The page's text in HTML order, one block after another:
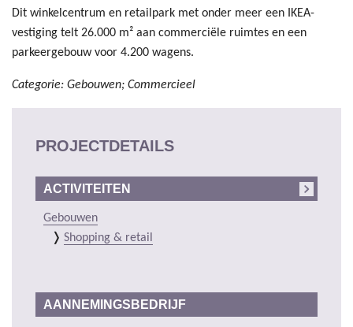
Dit winkelcentrum en retailpark met onder meer een IKEA-
vestiging telt 26.000 m² aan commerciële ruimtes en een
parkeergebouw voor 4.200 wagens.
Categorie: Gebouwen; Commercieel
PROJECTDETAILS
ACTIVITEITEN
Gebouwen
Shopping & retail
AANNEMINGSBEDRIJF